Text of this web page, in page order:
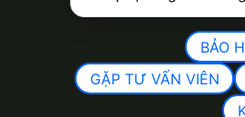
BẢO
GẶP TƯ VẤN VIÊN